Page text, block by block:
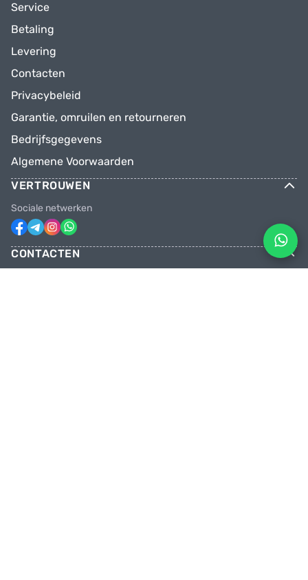
Service
Betaling
Levering
Contacten
Privacybeleid
Garantie, omruilen en retourneren
Bedrijfsgegevens
Algemene Voorwaarden
VERTROUWEN
Sociale netwerken
CONTACTEN